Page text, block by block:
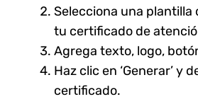
Selecciona una plantilla
tu certificado de
Agrega texto, logo,
Haz clic en ‘Generar’ y
certificado.